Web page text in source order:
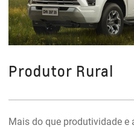
Produtor Rural
Mais do que produtividade e